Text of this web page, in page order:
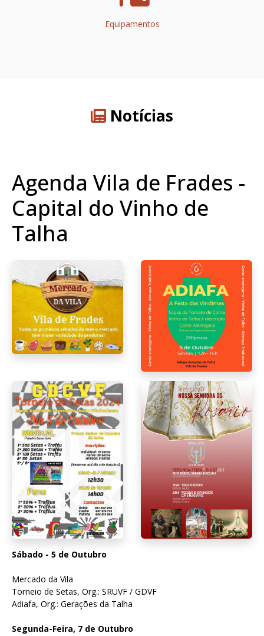
Equipamentos
Notícias
Agenda Vila de Frades -
Capital do Vinho de
Talha
Sábado - 5 de Outubro
Mercado da Vila
Torneio de Setas, Org.: SRUVF / GDVF
Adiafa, Org.: Gerações da Talha
Segunda-Feira, 7 de Outubro